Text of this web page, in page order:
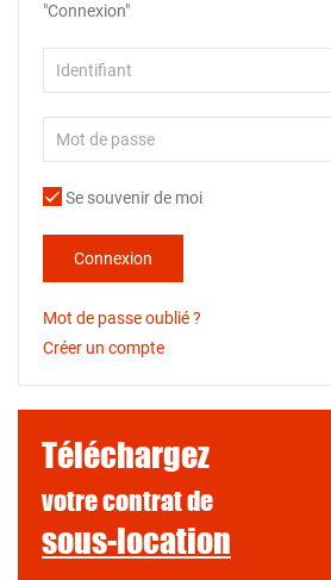
"Connexion"
Se souvenir de moi
Connexion
Mot de passe oublié ?
Créer un compte
Téléchargez
votre contrat de
sous-location